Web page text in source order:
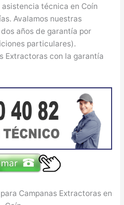
técnica en Coín
Avalamos nuestras
años de garantía por
particulares).
Extractoras con la garantía
Campanas Extractoras en